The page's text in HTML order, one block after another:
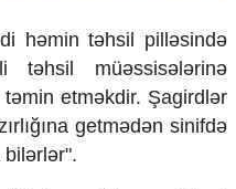
həmin təhsil pilləsində
müəssisələrinə
təmin etməkdir. Şagirdlər
getmədən sinifdə